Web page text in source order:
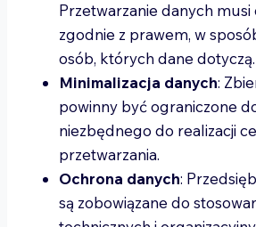
Przetwarzanie danych musi
zgodnie z prawem, w
osób, których dane dotyczą.
Minimalizacja danych:
powinny być ograniczone
niezbędnego do realizacji
przetwarzania.
Ochrona danych:
są zobowiązane do